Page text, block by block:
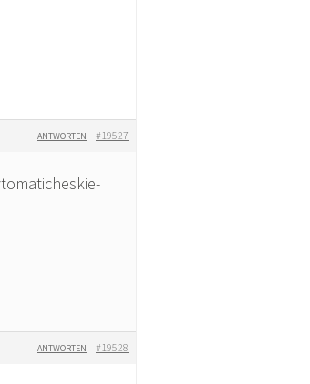
#19527
ANTWORTEN
#19528
ANTWORTEN